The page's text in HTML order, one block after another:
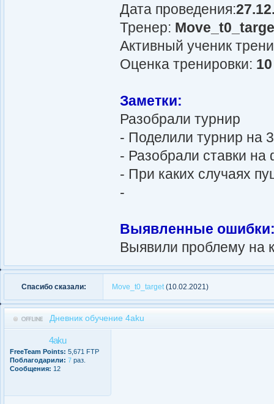
Дата проведения:
Тренер:
Активный ученик
Оценка тренировки:
Заметки:
Разобрали турнир
- Поделили турнир на
- Разобрали ставки на
- При каких случаях
-
Выявленные
Выявили проблему на
Спасибо сказали: Move_t0_target (10.02.2021)
Дневник обучение 4aku
4aku
FreeTeam Points: 5,671 FTP
Поблагодарили: 7 раз.
Сообщения: 12